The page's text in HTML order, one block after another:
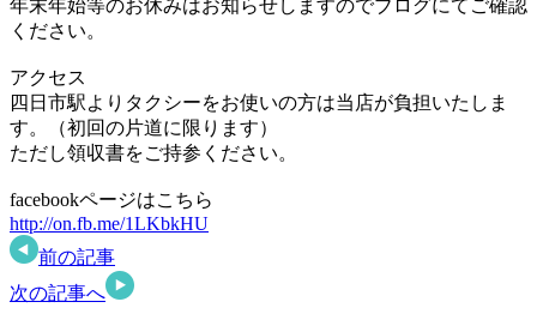
年末年始等のお休みはお知らせしますのでブログにてご確認
ください。
アクセス
四日市駅よりタクシーをお使いの方は当店が負担いたしま
す。（初回の片道に限ります）
ただし領収書をご持参ください。
facebookページはこちら
http://on.fb.me/1LKbkHU
前の記事
次の記事へ